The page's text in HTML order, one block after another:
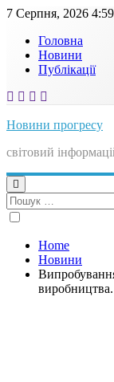
Skip
content
7 Серпня, 2026
Головна
Новини
Публікації
Новини прогресу
світовий
Пошук:
Home
Новини